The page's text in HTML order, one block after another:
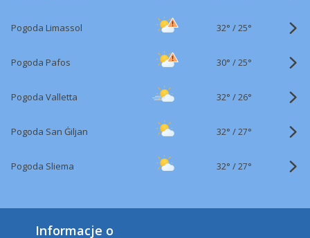
Pogoda Limassol 32° /25°
Pogoda Pafos 30° /25°
Pogoda Valletta 32° /26°
Pogoda San Ġiljan 32° /27°
Pogoda Sliema 32° /27°
Informacje o